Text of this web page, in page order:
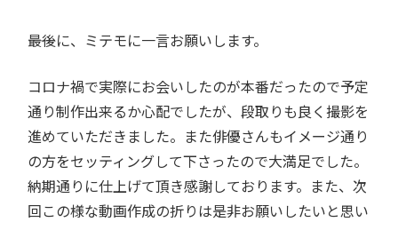
――最後に、ミテモに一言お願いします。
コロナ禍で実際にお会いしたのが本番だったので予定
通り制作出来るか心配でしたが、段取りも良く撮影を
進めていただきました。また俳優さんもイメージ通り
の方をセッティングして下さったので大満足でした。
納期通りに仕上げて頂き感謝しております。また、次
回この様な動画作成の折りは是非お願いしたいと思い